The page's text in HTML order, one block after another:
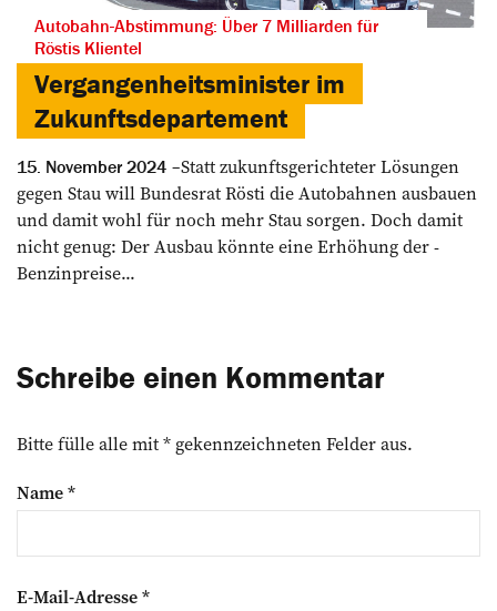
Autobahn-Abstimmung: Über 7 Milliarden für
Röstis Klientel
Vergangenheitsminister im
Zukunftsdepartement
15. November 2024
Statt zukunftsgerichteter ­Lösungen
gegen Stau will ­Bundesrat Rösti die ­Autobahnen ausbauen
und damit wohl für noch mehr Stau sorgen. Doch damit
nicht genug: Der ­Ausbau könnte eine Erhöhung der ­
Benzinpreise...
Schreibe einen Kommentar
Bitte fülle alle mit * gekennzeichneten Felder aus.
Name*
E-Mail-Adresse*